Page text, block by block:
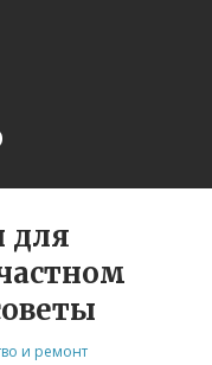
для
и ремонт